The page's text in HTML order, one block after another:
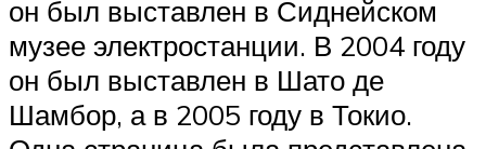
он был выставлен в Сиднейском
музее электростанции. В 2004 году
он был выставлен в Шато де
Шамбор, а в 2005 году в Токио.